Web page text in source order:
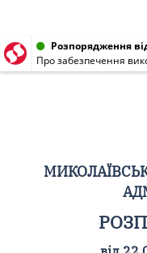
Розпорядження